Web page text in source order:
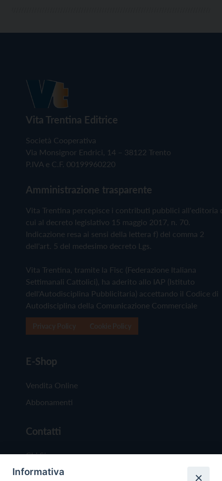
Vita Trentina Editrice
Società Cooperativa
Via Monsignor Endrici, 14 – 38122 Trento
P.IVA e C.F. 00199960220
Amministrazione trasparente
Vita Trentina percepisce i contributi pubblici all'editoria
cui al decreto legislativo 15 maggio 2017, n. 70.
Indicazione resa ai sensi della lettera f) del comma 2
dell'art. 5 del medesimo decreto Lgs.
Vita Trentina, tramite la Fisc (Federazione Italiana
Settimanali Cattolici), ha aderito allo IAP (Istituto
dell'Autodisciplina Pubblicitaria) accettando il Codice di
Autodisciplina della Comunicazione Commerciale
E-Shop
Vendita Online
Abbonamenti
Contatti
Chi Siamo
Redazione
Informativa